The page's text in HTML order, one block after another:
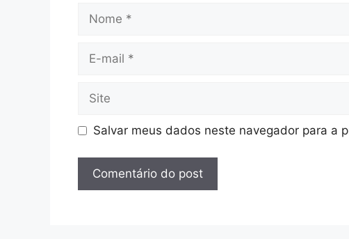
Nome
Site
Salvar meus dados neste navegador para a